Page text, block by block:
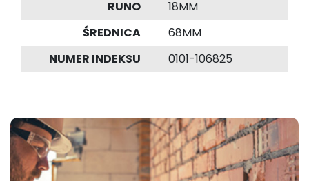
RUNO
18MM
ŚREDNICA
68MM
NUMER INDEKSU
0101-106825